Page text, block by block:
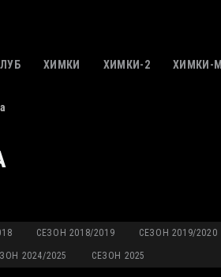
ХИМКИ ХИМКИ-2 ХИМКИ-M
СЕЗОН 2018/2019 СЕЗОН 2019/2020
2024/2025 СЕЗОН 2025